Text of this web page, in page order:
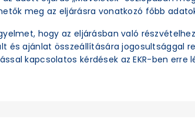
meg az eljárásra vonatkozó főbb
hogy az eljárásban való
és ajánlat összeállítására jogosultsággal
kapcsolatos kérdések az EKR-ben erre